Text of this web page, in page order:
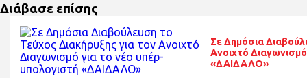
Διάβασε επίσης
Σε Δημόσια
Ανοιχτό
«ΔΑΙΔΑΛΟ»